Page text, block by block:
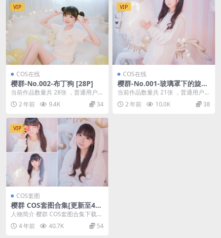
VIP
COS在线
樱群-No.002-布丁狗 [28P]
当前作品数量共 28张 ，普通用户免
费查看前三张；会员全站免费看：
解锁会员权限樱...
2 年前 9.4K 34
VIP
COS在线
樱群-No.001-玻璃罩下的旋转
木马 [21P]
当前作品数量共 21张 ，普通用户免
费查看前三张；会员全站免费看：
解锁会员权限樱...
2 年前 10.0K 38
VIP
COS套图
樱群 COS套图合集[更新至4
期]
人物简介 樱群 COS套图合集下载
+在线[更新至4期] 哈喽~各位小可爱
们！今天...
4 年前 40.7K 54